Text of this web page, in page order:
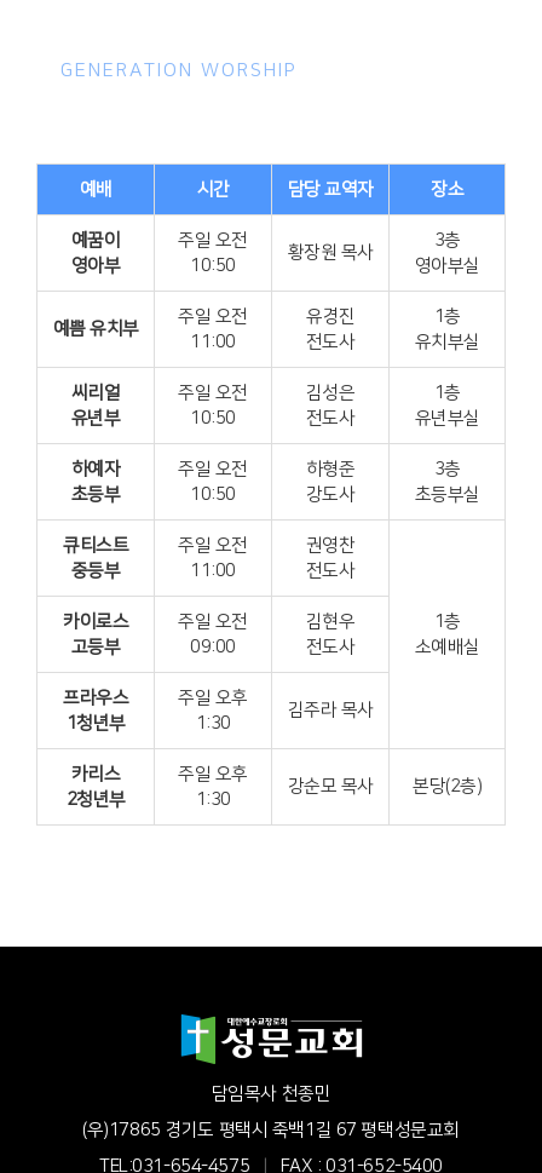
GENERATION WORSHIP
예배 시간 담당 교역자 장소
예꿈이
영아부
주일 오전
10:50
황장원 목사
3층
영아부실
예쁨 유치부
주일 오전
11:00
유경진
전도사
1층
유치부실
씨리얼
유년부
주일 오전
10:50
김성은
전도사
1층
유년부실
하예자
초등부
주일 오전
10:50
하형준
강도사
3층
초등부실
큐티스트
중등부
주일 오전
11:00
권영찬
전도사
1층
소예배실
카이로스
고등부
주일 오전
09:00
김현우
전도사
프라우스
1청년부
주일 오후
1:30
김주라 목사
카리스
2청년부
주일 오후
1:30
강순모 목사 본당(2층)
담임목사 천종민
(우)17865 경기도 평택시 죽백1길 67 평택성문교회
TEL:031-654-4575
FAX : 031-652-5400